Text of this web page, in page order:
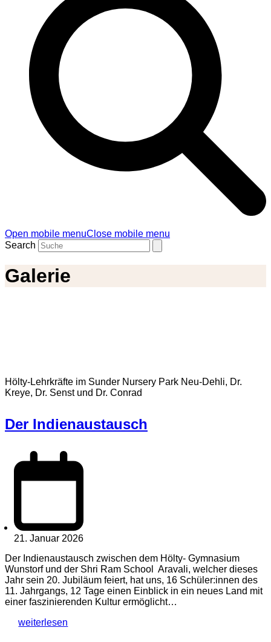
Open mobile menuClose mobile menu
Search
Galerie
Hölty-Lehrkräfte im Sunder Nursery Park Neu-Dehli, Dr.
Kreye, Dr. Senst und Dr. Conrad
Der Indienaustausch
21. Januar 2026
Der Indienaustausch zwischen dem Hölty- Gymnasium
Wunstorf und der Shri Ram School Aravali, welcher dieses
Jahr sein 20. Jubiläum feiert, hat uns, 16 Schüler:innen des
11. Jahrgangs, 12 Tage einen Einblick in ein neues Land mit
einer faszinierenden Kultur ermöglicht…
weiterlesen